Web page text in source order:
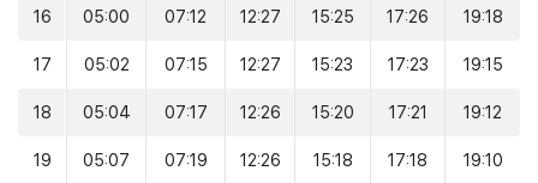
16 05:00 07:12 12:27 15:25 17:26 19:18
17 05:02 07:15 12:27 15:23 17:23 19:15
18 05:04 07:17 12:26 15:20 17:21 19:12
19 05:07 07:19 12:26 15:18 17:18 19:10